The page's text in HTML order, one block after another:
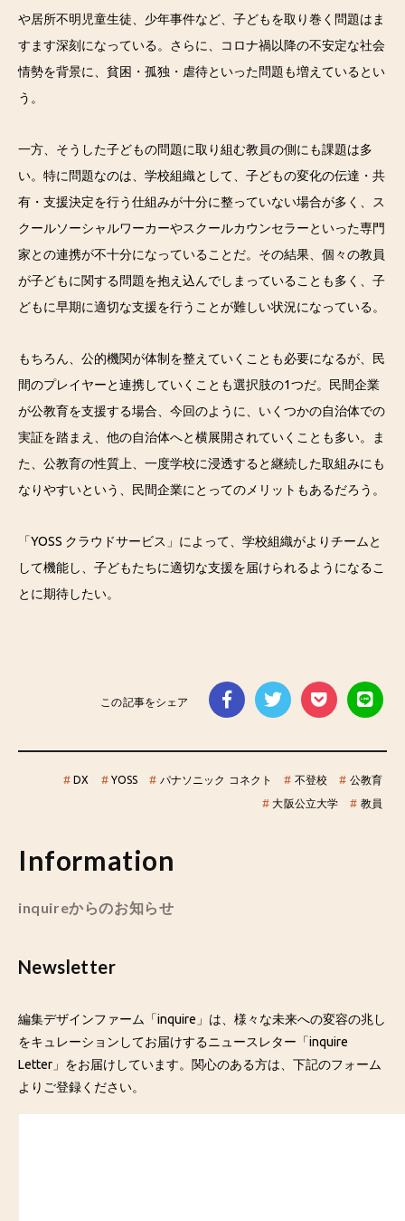
や居所不明児童生徒、少年事件など、子どもを取り巻く問題はま
すます深刻になっている。さらに、コロナ禍以降の不安定な社会
情勢を背景に、貧困・孤独・虐待といった問題も増えているとい
う。
一方、そうした子どもの問題に取り組む教員の側にも課題は多
い。特に問題なのは、学校組織として、子どもの変化の伝達・共
有・支援決定を行う仕組みが十分に整っていない場合が多く、ス
クールソーシャルワーカーやスクールカウンセラーといった専門
家との連携が不十分になっていることだ。その結果、個々の教員
が子どもに関する問題を抱え込んでしまっていることも多く、子
どもに早期に適切な支援を行うことが難しい状況になっている。
もちろん、公的機関が体制を整えていくことも必要になるが、民
間のプレイヤーと連携していくことも選択肢の1つだ。民間企業
が公教育を支援する場合、今回のように、いくつかの自治体での
実証を踏まえ、他の自治体へと横展開されていくことも多い。ま
た、公教育の性質上、一度学校に浸透すると継続した取組みにも
なりやすいという、民間企業にとってのメリットもあるだろう。
「YOSS クラウドサービス」によって、学校組織がよりチームと
して機能し、子どもたちに適切な支援を届けられるようになるこ
とに期待したい。
この記事をシェア
#DX #YOSS # パナソニック コネクト # 不登校 # 公教育
# 大阪公立大学 # 教員
Information
inquireからのお知らせ
Newsletter
編集デザインファーム「inquire」は、様々な未来への変容の兆し
をキュレーションしてお届けするニュースレター「inquire
Letter」をお届けしています。関心のある方は、下記のフォーム
よりご登録ください。